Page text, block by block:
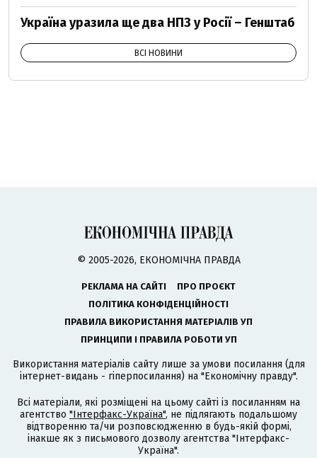
Україна уразила ще два НПЗ у Росії – Генштаб
ВСІ НОВИНИ
© 2005-2026, ЕКОНОМІЧНА ПРАВДА
РЕКЛАМА НА САЙТІ
ПРО ПРОЄКТ
ПОЛІТИКА КОНФІДЕНЦІЙНОСТІ
ПРАВИЛА ВИКОРИСТАННЯ МАТЕРІАЛІВ УП
ПРИНЦИПИ І ПРАВИЛА РОБОТИ УП
Використання матеріалів сайту лише за умови посилання (для
інтернет-видань - гіперпосилання) на "Економічну правду".
Всі матеріали, які розміщені на цьому сайті із посиланням на
агентство "Інтерфакс-Україна", не підлягають подальшому
відтворенню та/чи розповсюдженню в будь-якій формі,
інакше як з письмового дозволу агентства "Інтерфакс-
Україна".